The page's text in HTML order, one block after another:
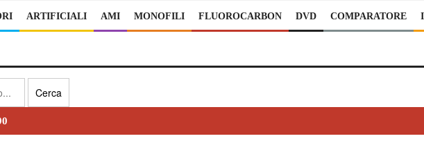
ARTIFICIALI AMI MONOFILI FLUOROCARBON DVD COMPARATORE